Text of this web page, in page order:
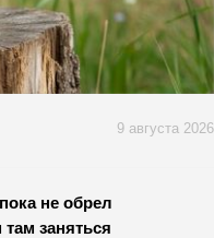
9 августа 2026
не обрел
заняться